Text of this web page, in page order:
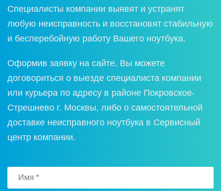
Специалисты компании выявят и устранят
любую неисправность и восстановят стабильную
и бесперебойную работу Вашего ноутбука.
Оформив заявку на сайте, Вы можете
договориться о выезде специалиста компании
или курьера по адресу в районе Покровское-
Стрешнево г. Москвы, либо о самостоятельной
доставке неисправного ноутбука в Сервисный
центр компании.